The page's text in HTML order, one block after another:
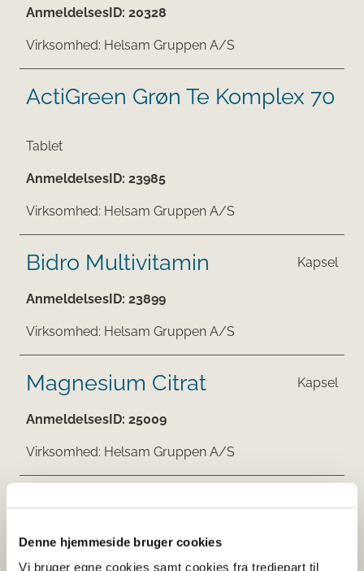
Denne hjemmeside bruger cookies
Vi bruger egne cookies samt cookies fra tredjepart til
AnmeldelsesID: 20328
Virksomhed: Helsam Gruppen A/S
ActiGreen Grøn Te Komplex 70
Tablet
AnmeldelsesID: 23985
Virksomhed: Helsam Gruppen A/S
Bidro Multivitamin Kapsel
AnmeldelsesID: 23899
Virksomhed: Helsam Gruppen A/S
Magnesium Citrat Kapsel
AnmeldelsesID: 25009
Virksomhed: Helsam Gruppen A/S
Bidro D-vitamin 38 ug
AnmeldelsesID:22531